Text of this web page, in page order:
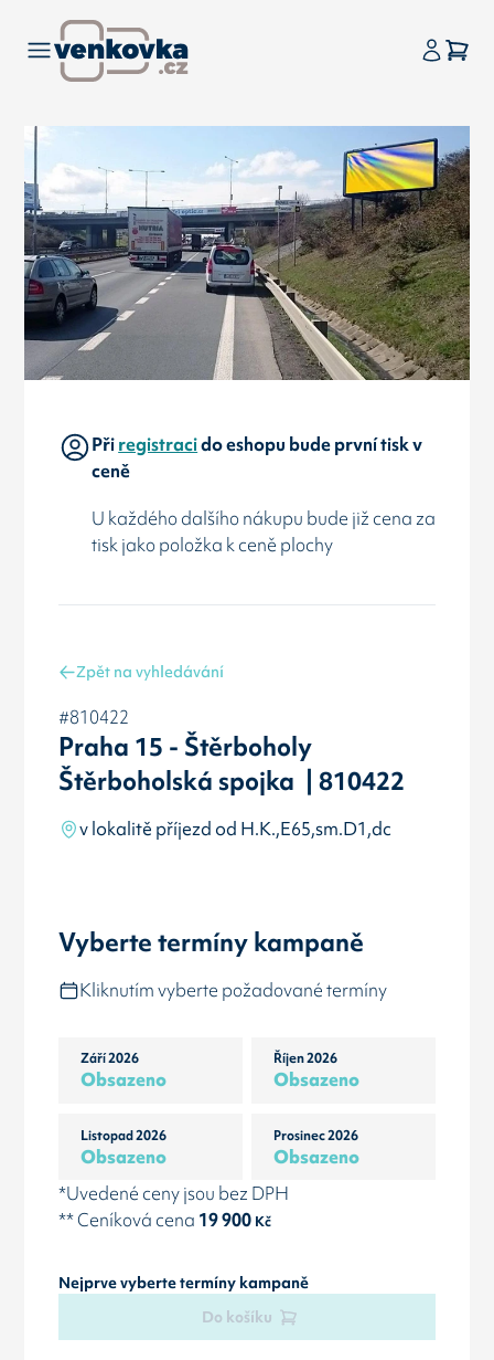
Přiregistracido eshopu bude první tisk v
ceně
U každého dalšího nákupu bude již cena za
tisk jako položka k ceně plochy
Zpět na vyhledávání
#810422
Praha 15 - Štěrboholy
Štěrboholská spojka | 810422
v lokalitě příjezd od H.K.,E65,sm.D1,dc
Vyberte termíny kampaně
Kliknutím vyberte požadované termíny
Září 2026
Obsazeno
Říjen 2026
Obsazeno
Listopad 2026
Obsazeno
Prosinec 2026
Obsazeno
*Uvedené ceny jsou bez DPH
** Ceníková cena 19 900Kč
Nejprve vyberte termíny kampaně
Do košíku